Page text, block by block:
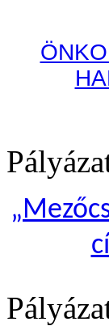
„